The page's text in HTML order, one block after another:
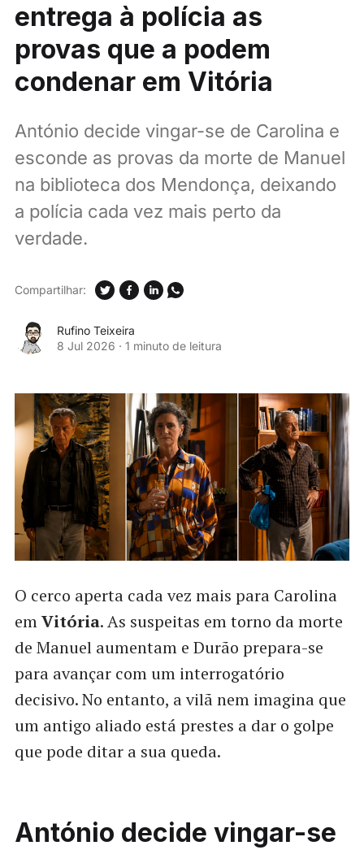
entrega à polícia as
provas que a podem
condenar em Vitória
António decide vingar-se de Carolina e
esconde as provas da morte de Manuel
na biblioteca dos Mendonça, deixando
a polícia cada vez mais perto da
verdade.
Rufino Teixeira
8 Jul 2026 · 1 minuto de leitura
Compartilhar:
O cerco aperta cada vez mais para Carolina
emVitória. As suspeitas em torno da morte
de Manuel aumentam e Durão prepara-se
para avançar com um interrogatório
decisivo. No entanto, a vilã nem imagina que
um antigo aliado está prestes a dar o golpe
que pode ditar a sua queda.
António decide vingar-se